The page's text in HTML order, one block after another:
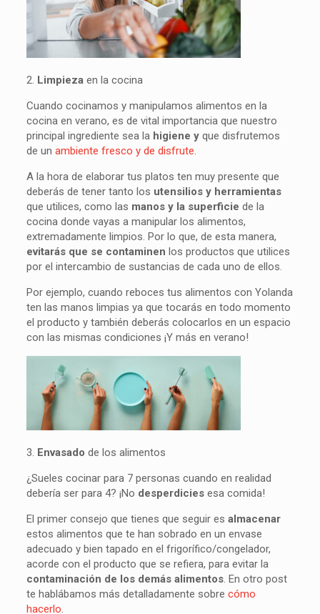
2. Limpiezaen la cocina
Cuando cocinamos y manipulamos alimentos en la
cocina en verano, es de vital importancia que nuestro
principal ingrediente sea la higiene y que disfrutemos
de un ambiente fresco y de disfrute.
A la hora de elaborar tus platos ten muy presente que
deberás de tener tanto los utensilios y herramientas
que utilices, como las manos y la superficie de la
cocina donde vayas a manipular los alimentos,
extremadamente limpios. Por lo que, de esta manera,
evitarás que se contaminen los productos que utilices
por el intercambio de sustancias de cada uno de ellos.
Por ejemplo, cuando reboces tus alimentos con Yolanda
ten las manos limpias ya que tocarás en todo momento
el producto y también deberás colocarlos en un espacio
con las mismas condiciones ¡Y más en verano!
3. Envasado de los alimentos
¿Sueles cocinar para 7 personas cuando en realidad
debería ser para 4? ¡No desperdiciesesa comida!
El primer consejo que tienes que seguir es almacenar
estos alimentos que te han sobrado en un envase
adecuado y bien tapado en el frigorífico/congelador,
acorde con el producto que se refiera, para evitar la
contaminación de los demás alimentos. En otro post
te hablábamos más detalladamente sobre cómo
hacerlo.